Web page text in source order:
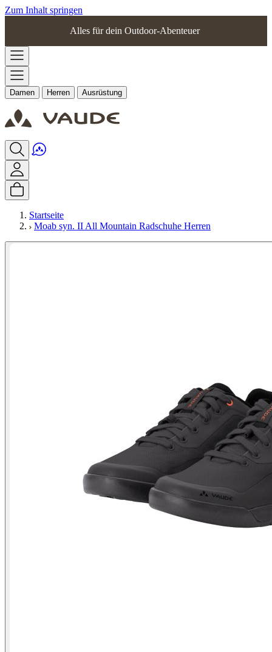
Zum Inhalt springen
Alles für dein Outdoor-Abenteuer
Damen Herren Ausrüstung
Startseite
Moab syn. II All Mountain Radschuhe Herren